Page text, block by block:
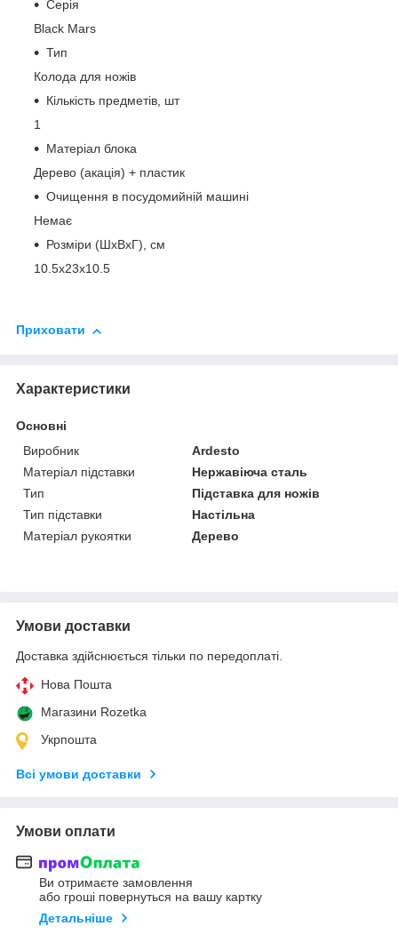
Серія
Black Mars
Тип
Колода для ножів
Кількість предметів, шт
1
Матеріал блока
Дерево (акація) + пластик
Очищення в посудомийній машині
Немає
Розміри (ШxВxГ), см
10.5x23x10.5
Приховати
Характеристики
Основні
Виробник
Ardesto
Матеріал підставки
Нержавіюча сталь
Тип
Підставка для ножів
Тип підставки
Настільна
Матеріал рукоятки
Дерево
Умови доставки
Доставка здійснюється тільки по передоплаті.
Нова Пошта
Магазини Rozetka
Укрпошта
Всі умови доставки
Умови оплати
Ви отримаєте замовлення
або гроші повернуться на вашу картку
Детальніше